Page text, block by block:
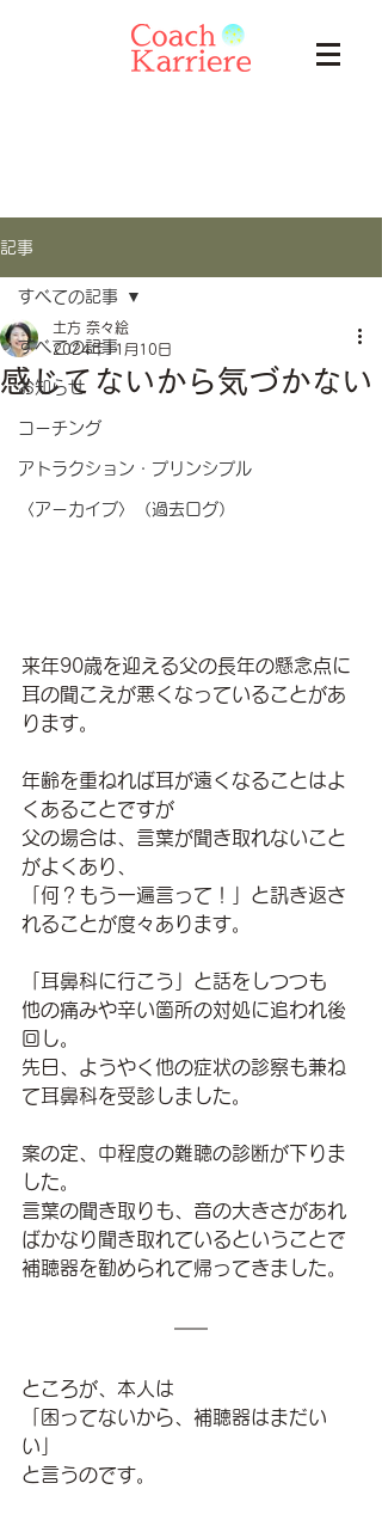
記事
すべての記事
お知らせ
コーチング
アトラクション・プリンシプル
〈アーカイブ〉（過去ログ）
すべての記事
感じてないから気づかない
土方 奈々絵
2024年11月10日
来年90歳を迎える父の長年の懸念点に
耳の聞こえが悪くなっていることがあ
ります。
年齢を重ねれば耳が遠くなることはよ
くあることですが
父の場合は、言葉が聞き取れないこと
がよくあり、
「何？もう一遍言って！」と訊き返さ
れることが度々あります。
「耳鼻科に行こう」と話をしつつも
他の痛みや辛い箇所の対処に追われ後
回し。
先日、ようやく他の症状の診察も兼ね
て耳鼻科を受診しました。
案の定、中程度の難聴の診断が下りま
した。
言葉の聞き取りも、音の大きさがあれ
ばかなり聞き取れているということで
補聴器を勧められて帰ってきました。
ところが、本人は
「困ってないから、補聴器はまだい
い」
と言うのです。